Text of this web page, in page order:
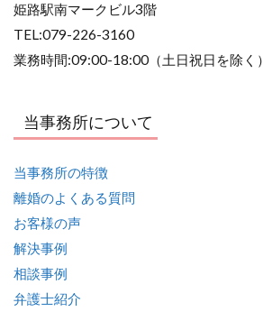
姫路駅南マークビル3階
TEL:079-226-3160
業務時間:09:00-18:00（土日祝日を除く）
当事務所について
当事務所の特徴
離婚のよくある質問
お客様の声
解決事例
相談事例
弁護士紹介